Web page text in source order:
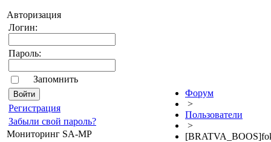
Авторизация
Логин:
Пароль:
Запомнить
Pегиcтрaция
Забыли свой пароль?
Мониторинг SA-MP
Форум
>
Пользователи
>